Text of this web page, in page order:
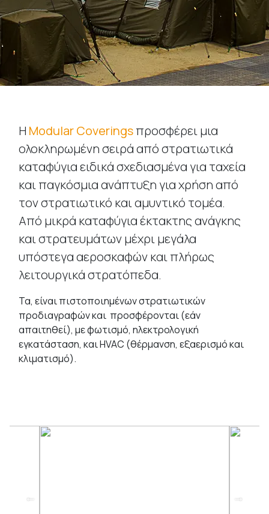
Η Modular Coveringsπροσφέρει μια
ολοκληρωμένη σειρά από στρατιωτικά
καταφύγια ειδικά σχεδιασμένα για ταχεία
και παγκόσμια ανάπτυξη για χρήση από
τον στρατιωτικό και αμυντικό τομέα.
Από μικρά καταφύγια έκτακτης ανάγκης
και στρατευμάτων μέχρι μεγάλα
υπόστεγα αεροσκαφών και πλήρως
λειτουργικά στρατόπεδα.
Τα, είναι πιστοποιημένων στρατιωτικών
προδιαγραφών και προσφέρονται (εάν
απαιτηθεί), με φωτισμό, ηλεκτρολογική
εγκατάσταση, και HVAC (θέρμανση, εξαερισμό και
κλιματισμό).